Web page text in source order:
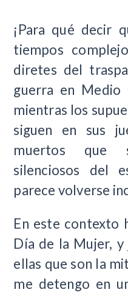
¡Para qué decir
tiempos
diretes del
guerra en
mientras los
siguen en sus
muertos que
silenciosos del
parece volverse
En este contexto
Día de la Mujer,
ellas que son la
me detengo en